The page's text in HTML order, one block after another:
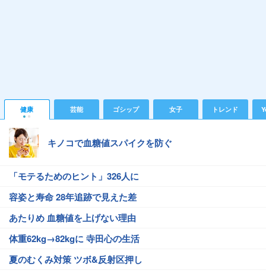
健康 芸能 ゴシップ 女子 トレンド
キノコで血糖値スパイクを防ぐ
「モテるためのヒント」326人に
容姿と寿命 28年追跡で見えた差
あたりめ 血糖値を上げない理由
体重62kg→82kgに 寺田心の生活
夏のむくみ対策 ツボ&反射区押し